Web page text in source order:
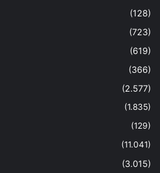
(128)
(723)
(619)
(366)
(2.577)
(1.835)
(129)
(11.041)
(3.015)